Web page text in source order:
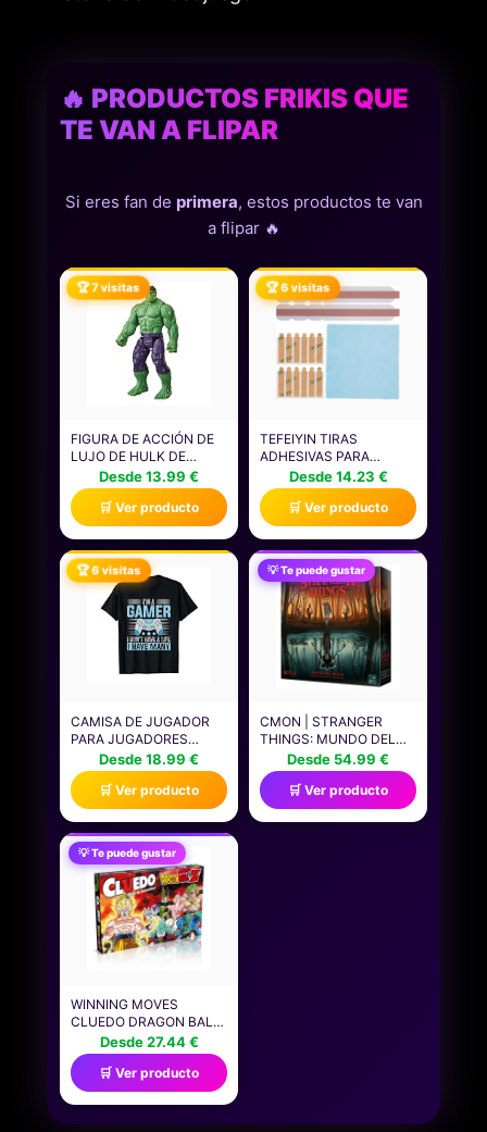
🔥 PRODUCTOS FRIKIS QUE
TE VAN A FLIPAR
Si eres fan de primera, estos productos te van
a flipar 🔥
🏆 7 visitas
FIGURA DE ACCIÓN DE
LUJO DE HULK DE
MARVEL AVENGERS
TITAN HERO SERIES
BLAST GEAR, JUGUETE
DE SUPERHÉROE PARA
EL JUEGO DE ROL DE 30
CM, NIÑOS DE 4 AÑOS O
MÁS
Desde 13.99 €
🛒 Ver producto
🏆 6 visitas
TEFEIYIN TIRAS
ADHESIVAS PARA
PANTALLA DE
PRIVACIDAD Y
PESTAÑAS DE SOPORTE
DESLIZANTE PARA
MONITORES DE
COMPUTADORA Y
PORTÁTILES, JUEGO DE
PESTAÑAS DE
REPUESTO PARA
MONITOR Y LAPTOP,
PROTECTOR DE
Desde 14.23 €
🛒 Ver producto
🏆 6 visitas
CAMISA DE JUGADOR
PARA JUGADORES
NIÑOS HOMBRES
VIDEOJUEGOS JUEGOS
CAMISETA
Desde 18.99 €
🛒 Ver producto
💡 Te puede gustar
CMON | STRANGER
THINGS: MUNDO DEL
REVÉS | JUEGO DE
MESA DE ESTRATEGIA
COOPERATIVO BASADO
EN LA EXITOSA SERIE DE
NETFLIX| A PARTIR DE 12
Desde 54.99 €
🛒 Ver producto
💡 Te puede gustar
WINNING MOVES
CLUEDO DRAGON BALL
Z - DESCUBRE LOS
SECRETOS DE LA SERIE
PARA 2-6 JUGADORES,
JUEGOS DE MESA
NIÑOS 8 AÑOS Y PARA
FANS DE DRAGON BALL
Desde 27.44 €
🛒 Ver producto